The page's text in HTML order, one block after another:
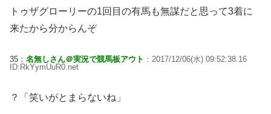
トゥザグローリーの1回目の有馬も無謀だと思って3着に
来たから分からんぞ
35： 名無しさん＠実況で競馬板アウト ：2017/12/06(水) 09:52:38.16
ID:RkYymUuR0.net
？「笑いがとまらないね」